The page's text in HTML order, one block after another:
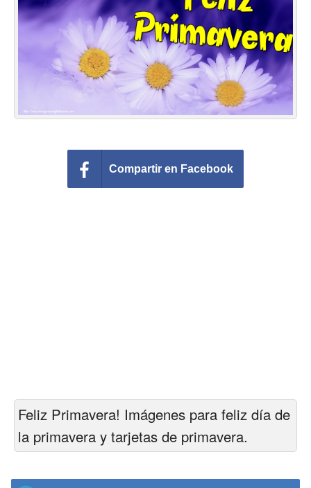
Felicitaciones días del año
Felicitaciones musicales
Entrar
Compartir en Facebook
Feliz Primavera! Imágenes para feliz día de
la primavera y tarjetas de primavera.